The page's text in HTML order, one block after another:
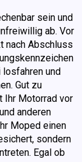
sein und
ab. Vor
nach Abschluss
und
Gut zu
Ihr Motorrad vor
anderen
Moped einen
sondern
Egal ob